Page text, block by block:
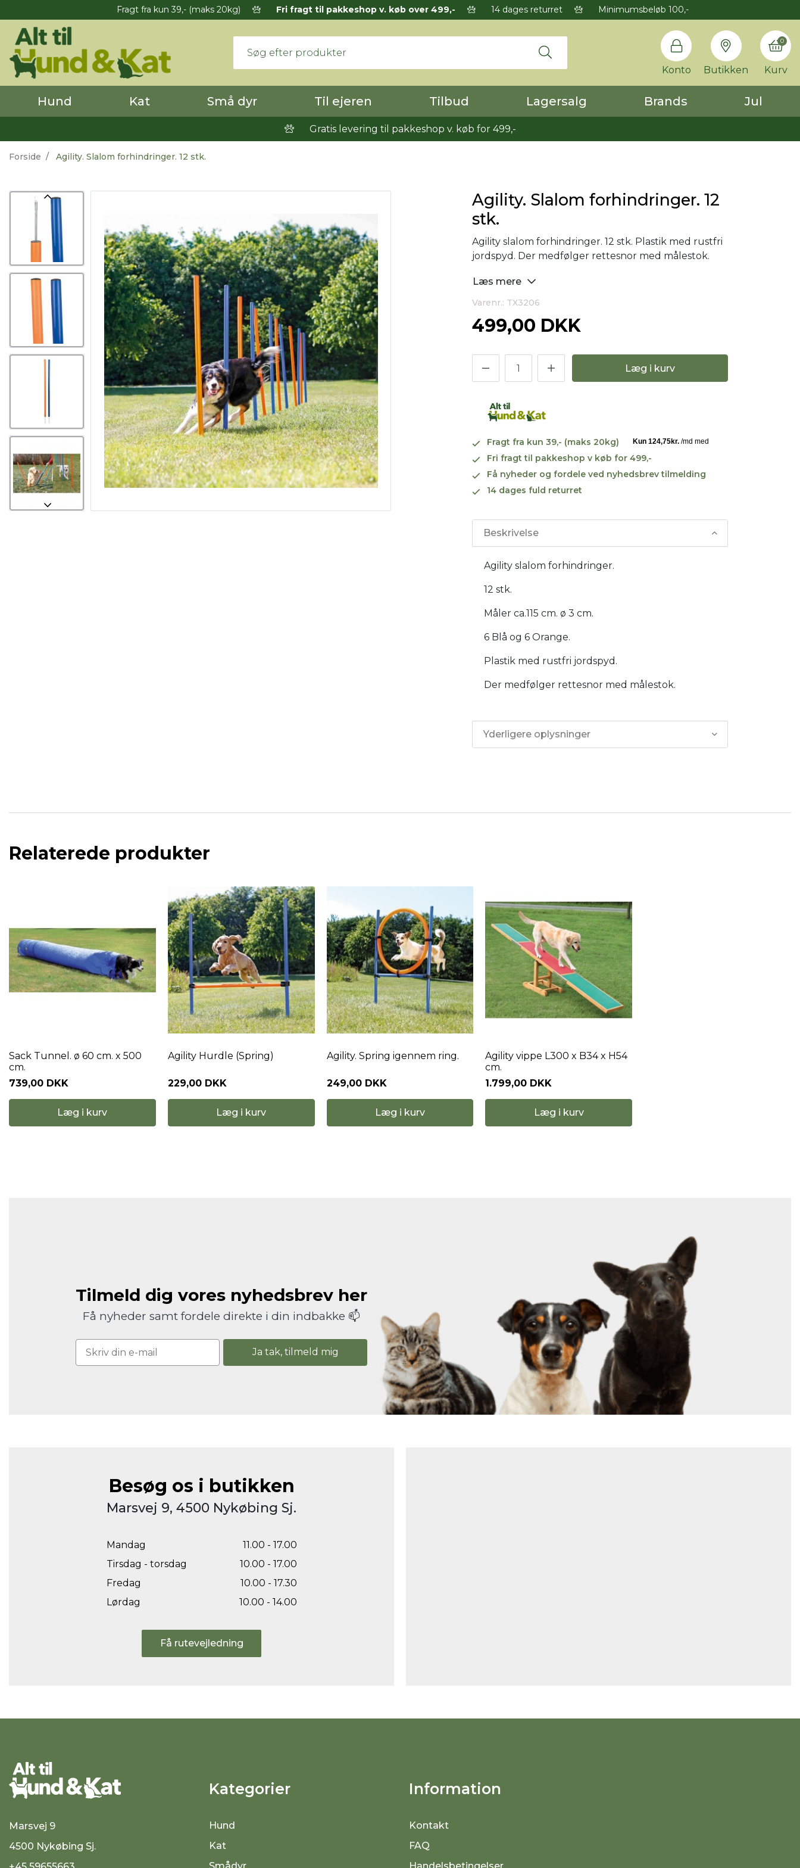
Fragt fra kun 39,- (maks 20kg) Fri fragt til pakkeshop v. køb over 499,- 14 dages returret Minimumsbeløb 100,-
Konto Butikken Kurv
0
Hund Kat Små dyr Til ejeren Tilbud Lagersalg Brands Jul
Gratis levering til pakkeshop v. køb for 499,-
Forside Agility. Slalom forhindringer. 12 stk.
Agility. Slalom forhindringer. 12
stk.
Agility slalom forhindringer. 12 stk. Plastik med rustfri
jordspyd. Der medfølger rettesnor med målestok.
Læs mere
Varenr.: TX3206
499,00 DKK
Læg i kurv
Fragt fra kun 39,- (maks 20kg)
Fri fragt til pakkeshop v køb for 499,-
Få nyheder og fordele ved nyhedsbrev tilmelding
14 dages fuld returret
Beskrivelse
Agility slalom forhindringer.
12 stk.
Måler ca.115 cm. ø 3 cm.
6 Blå og 6 Orange.
Plastik med rustfri jordspyd.
Der medfølger rettesnor med målestok.
Yderligere oplysninger
Relaterede produkter
Sack Tunnel. ø 60 cm. x 500
cm.
739,00 DKK
Læg i kurv
Agility Hurdle (Spring)
229,00 DKK
Læg i kurv
Agility. Spring igennem ring.
249,00 DKK
Læg i kurv
Agility vippe L300 x B34 x H54
cm.
1.799,00 DKK
Læg i kurv
Tilmeld dig vores nyhedsbrev her
Få nyheder samt fordele direkte i din indbakke 📫
Ja tak, tilmeld mig
Besøg os i butikken
Marsvej 9, 4500 Nykøbing Sj.
Mandag
11.00 - 17.00
Tirsdag - torsdag
10.00 - 17.00
Fredag
10.00 - 17.30
Lørdag
10.00 - 14.00
Få rutevejledning
Marsvej 9
4500 Nykøbing Sj.
Kategorier
Hund
Kat
Information
Kontakt
FAQ